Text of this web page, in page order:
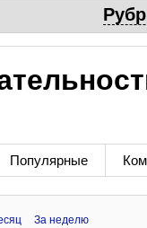
Популярные
За неделю